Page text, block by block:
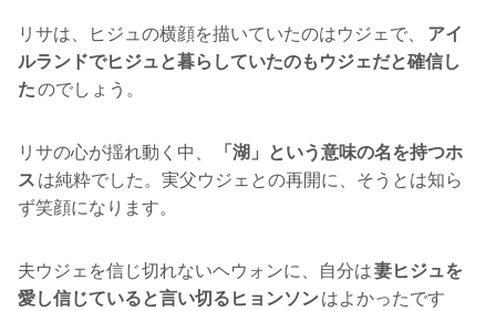
リサは、ヒジュの横顔を描いていたのはウジェで、
アイ
ルランドでヒジュと暮らしていたのもウジェだと確信し
たのでしょう。
リサの心が揺れ動く中、
「湖」という意味の名を持つホ
ス は純粋でした。実父ウジェとの再開に、そうとは知ら
ず笑顔になります。
夫ウジェを信じ切れないヘウォンに、自分は妻ヒジュを
愛し信じていると言い切るヒョンソンはよかったです